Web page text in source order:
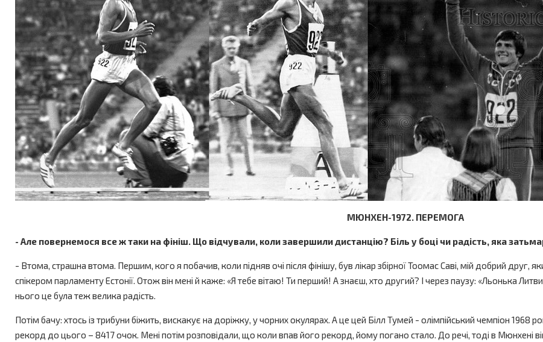
МЮНХЕН-1972. ПЕРЕМОГА
- Але повернемося все ж таки на фініш. Що відчували, коли завершили дистанцію? Біль у боці чи радість, яка
- Втома, страшна втома. Першим, кого я побачив, коли підняв очі після фінішу, був лікар збірної Тоомас Саві, мій добрий друг,
спікером парламенту Естонії. Отож він мені й каже: «Я тебе вітаю! Ти перший! А знаєш, хто другий? І через паузу: «Льонька
нього це була теж велика радість.
Потім бачу: хтось із трибуни біжить, вискакує на доріжку, у чорних окулярах. А це цей Білл Тумей - олімпійський чемпіон
рекорд до цього – 8417 очок. Мені потім розповідали, що коли впав його рекорд, йому погано стало. До речі, тоді в Мюнхені